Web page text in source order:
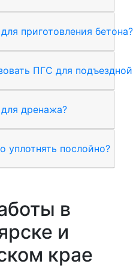
приготовления бетона?
ПГС для
дренажа?
послойно?
в
и
крае